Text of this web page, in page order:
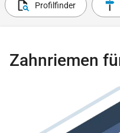
Profilfinder
Zahnriemen